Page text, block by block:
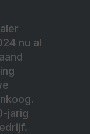
nu al
jarig